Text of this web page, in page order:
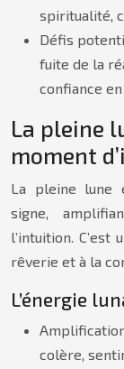
spiritualité,
Défis
fuite de la
confiance
La pleine
moment
La pleine lune
signe,
l’intuition.
rêverie et à la
L’énergie
colère,